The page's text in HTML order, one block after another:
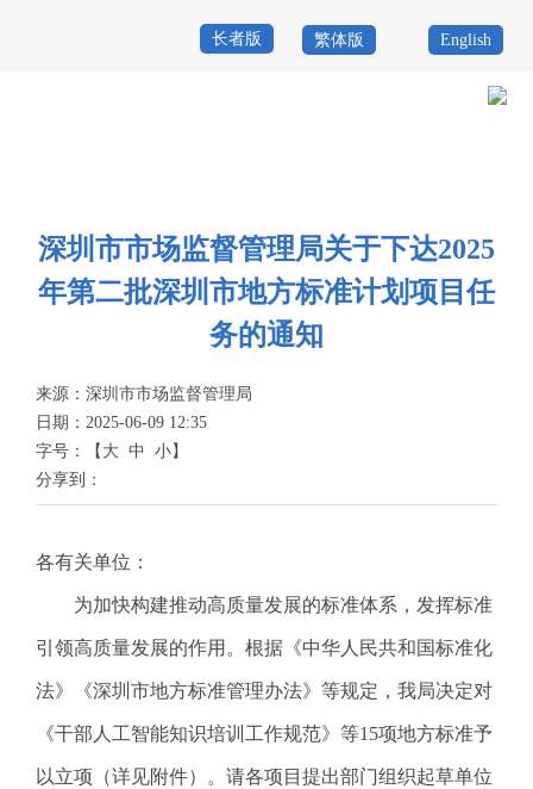
长者版 繁体版 English
深圳市市场监督管理局关于下达2025
年第二批深圳市地方标准计划项目任
务的通知
来源： 深圳市市场监督管理局
日期：2025-06-09 12:35
字号：
【 大 中 小】
分享到：
各有关单位：
为加快构建推动高质量发展的标准体系，发挥标准
引领高质量发展的作用。根据《中华人民共和国标准化
法》《深圳市地方标准管理办法》等规定，我局决定对
《干部人工智能知识培训工作规范》等15项地方标准予
以立项（详见附件）。请各项目提出部门组织起草单位